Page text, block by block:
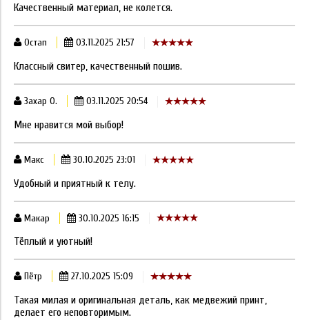
Качественный материал, не колется.
Остап 03.11.2025 21:57
Классный свитер, качественный пошив.
Захар О. 03.11.2025 20:54
Мне нравится мой выбор!
Макс 30.10.2025 23:01
Удобный и приятный к телу.
Макар 30.10.2025 16:15
Тёплый и уютный!
Пётр 27.10.2025 15:09
Такая милая и оригинальная деталь, как медвежий принт,
делает его неповторимым.